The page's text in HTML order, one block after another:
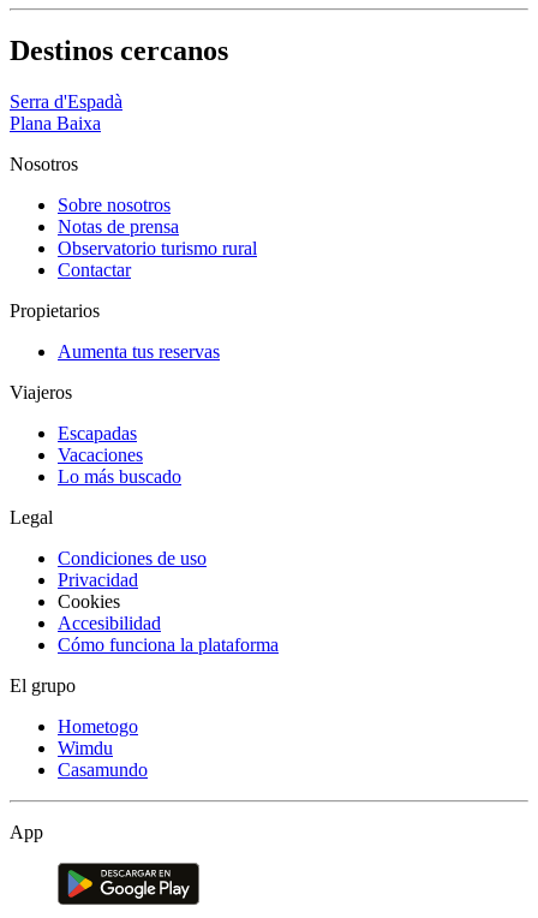
Destinos cercanos
Serra d'Espadà
Plana Baixa
Nosotros
Sobre nosotros
Notas de prensa
Observatorio turismo rural
Contactar
Propietarios
Aumenta tus reservas
Viajeros
Escapadas
Vacaciones
Lo más buscado
Legal
Condiciones de uso
Privacidad
Cookies
Accesibilidad
Cómo funciona la plataforma
El grupo
Hometogo
Wimdu
Casamundo
App